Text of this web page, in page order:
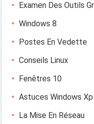
Examen Des Outils
Windows 8
Postes En Vedette
Conseils Linux
Fenêtres 10
Astuces Windows Xp
La Mise En Réseau